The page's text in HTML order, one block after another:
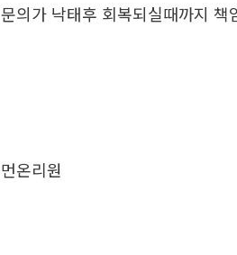
의가 낙태후 회복되실때까지
온리원